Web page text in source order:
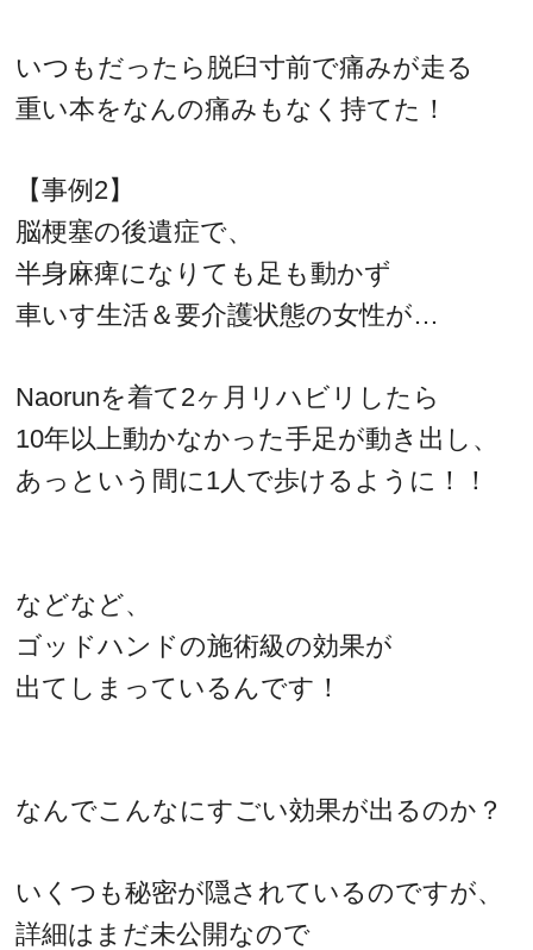
いつもだったら脱臼寸前で痛みが走る
重い本をなんの痛みもなく持てた！
【事例2】
脳梗塞の後遺症で、
半身麻痺になりても足も動かず
車いす生活＆要介護状態の女性が…
Naorunを着て2ヶ月リハビリしたら
10年以上動かなかった手足が動き出し、
あっという間に1人で歩けるように！！
などなど、
ゴッドハンドの施術級の効果が
出てしまっているんです！
なんでこんなにすごい効果が出るのか？
いくつも秘密が隠されているのですが、
詳細はまだ未公開なので